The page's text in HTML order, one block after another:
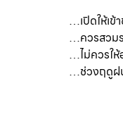
…เปิดให้เ
…ควรสวมร
…ไม่ควรให้
…ช่วงฤดูฝ